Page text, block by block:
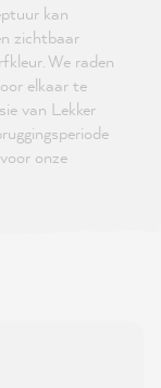
kan
zichtbaar
We raden
elkaar te
van Lekker
onze